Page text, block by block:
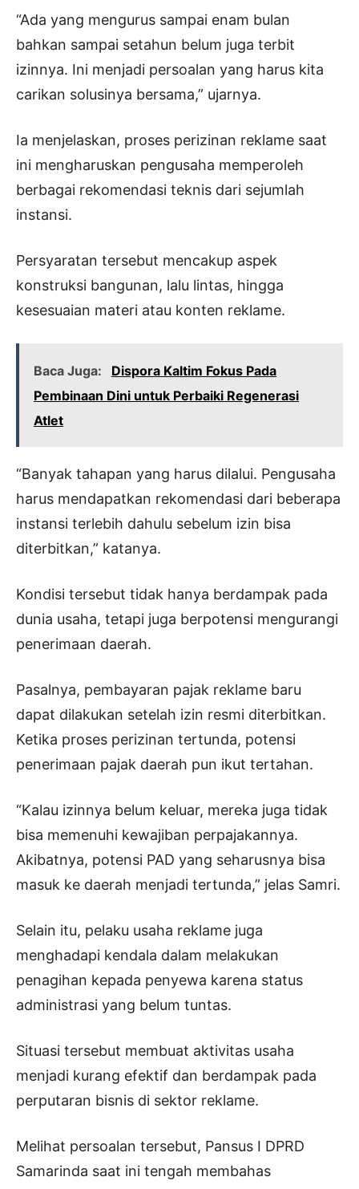
“Ada yang mengurus sampai enam bulan
bahkan sampai setahun belum juga terbit
izinnya. Ini menjadi persoalan yang harus kita
carikan solusinya bersama,” ujarnya.
Ia menjelaskan, proses perizinan reklame saat
ini mengharuskan pengusaha memperoleh
berbagai rekomendasi teknis dari sejumlah
instansi.
Persyaratan tersebut mencakup aspek
konstruksi bangunan, lalu lintas, hingga
kesesuaian materi atau konten reklame.
Baca Juga:
Dispora Kaltim Fokus Pada
Pembinaan Dini untuk Perbaiki Regenerasi
Atlet
“Banyak tahapan yang harus dilalui. Pengusaha
harus mendapatkan rekomendasi dari beberapa
instansi terlebih dahulu sebelum izin bisa
diterbitkan,” katanya.
Kondisi tersebut tidak hanya berdampak pada
dunia usaha, tetapi juga berpotensi mengurangi
penerimaan daerah.
Pasalnya, pembayaran pajak reklame baru
dapat dilakukan setelah izin resmi diterbitkan.
Ketika proses perizinan tertunda, potensi
penerimaan pajak daerah pun ikut tertahan.
“Kalau izinnya belum keluar, mereka juga tidak
bisa memenuhi kewajiban perpajakannya.
Akibatnya, potensi PAD yang seharusnya bisa
masuk ke daerah menjadi tertunda,” jelas Samri.
Selain itu, pelaku usaha reklame juga
menghadapi kendala dalam melakukan
penagihan kepada penyewa karena status
administrasi yang belum tuntas.
Situasi tersebut membuat aktivitas usaha
menjadi kurang efektif dan berdampak pada
perputaran bisnis di sektor reklame.
Melihat persoalan tersebut, Pansus I DPRD
Samarinda saat ini tengah membahas